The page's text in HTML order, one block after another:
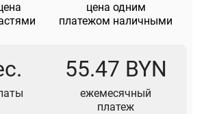
цена одним
платежом наличными
55.47 BYN
ежемесячный
платеж